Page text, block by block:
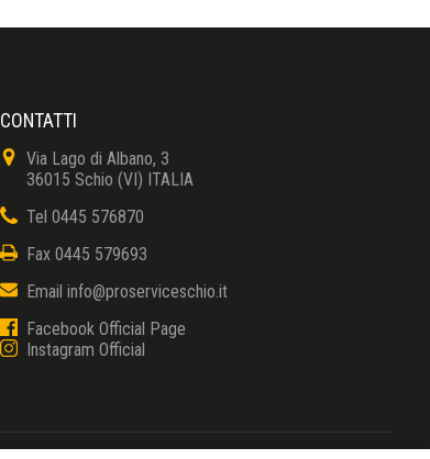
CONTATTI
Via Lago di Albano, 3
36015 Schio (VI) ITALIA
Tel 0445 576870
Fax 0445 579693
Email info@proserviceschio.it
Facebook Official Page
Instagram Official